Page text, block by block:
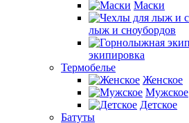
Маски
лыж и сноубордов
экипировка
Термобелье
Женское
Мужское
Детское
Батуты